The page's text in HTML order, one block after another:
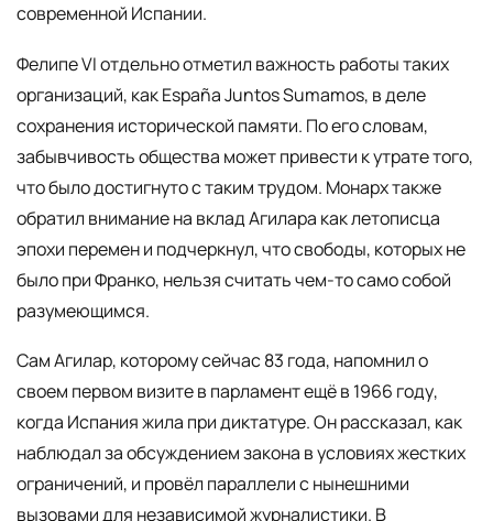
современной Испании.
Фелипе VI отдельно отметил важность работы таких
организаций, как España Juntos Sumamos, в деле
сохранения исторической памяти. По его словам,
забывчивость общества может привести к утрате того,
что было достигнуто с таким трудом. Монарх также
обратил внимание на вклад Агилара как летописца
эпохи перемен и подчеркнул, что свободы, которых не
было при Франко, нельзя считать чем-то само собой
разумеющимся.
Сам Агилар, которому сейчас 83 года, напомнил о
своем первом визите в парламент ещё в 1966 году,
когда Испания жила при диктатуре. Он рассказал, как
наблюдал за обсуждением закона в условиях жестких
ограничений, и провёл параллели с нынешними
вызовами для независимой журналистики. В